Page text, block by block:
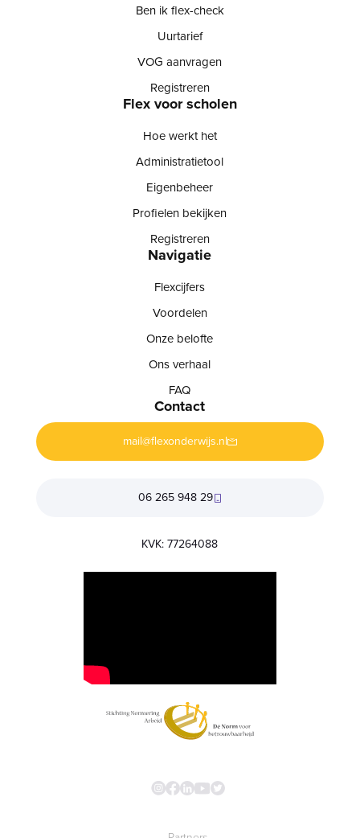
Ben ik flex-check
Uurtarief
VOG aanvragen
Registreren
Flex voor scholen
Hoe werkt het
Administratietool
Eigenbeheer
Profielen bekijken
Registreren
Navigatie
Flexcijfers
Voordelen
Onze belofte
Ons verhaal
FAQ
Contact
mail@flexonderwijs.nl
06 265 948 29
KVK: 77264088